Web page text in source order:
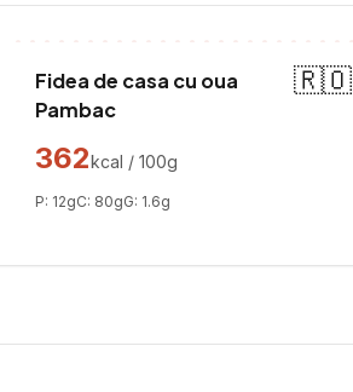
Fidea de casa cu oua
Pambac
🇷🇴
362kcal / 100g
P: 12gC: 80gG: 1.6g